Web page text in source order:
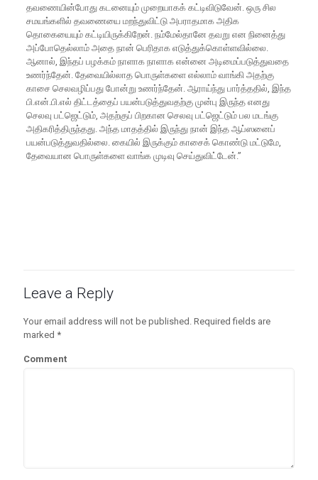
தவணையின்போது கடனையும் முறையாகக் கட்டிவிடுவேன். ஒரு சில
சமயங்களில் தவணையை மறந்துவிட்டு அபராதமாக அதிக
தொகையையும் கட்டியிருக்கிறேன். நம்மேல்தானே தவறு என நினைத்து
அப்போதெல்லாம் அதை நான் பெரிதாக எடுத்துக்கொள்ளவில்லை.
ஆனால், இந்தப் பழக்கம் நாளாக நாளாக என்னை அடிமைப்படுத்துவதை
உணர்ந்தேன். தேவையில்லாத பொருள்களை எல்லாம் வாங்கி அதற்கு
காசை செலவழிப்பது போன்று உணர்ந்தேன். ஆராய்ந்து பார்த்ததில், இந்த
பி.என்.பி.எல் திட்டத்தைப் பயன்படுத்துவதற்கு முன்பு இருந்த எனது
செலவு பட்ஜெட்டும், அதற்குப் பிறகான செலவு பட்ஜெட்டும் பல மடங்கு
அதிகரித்திருந்தது. அந்த மாதத்தில் இருந்து நான் இந்த ஆப்ஸனைப்
பயன்படுத்துவதில்லை. கையில் இருக்கும் காசைக் கொண்டு மட்டுமே,
தேவையான பொருள்களை வாங்க முடிவு செய்துவிட்டேன்.’’
Leave a Reply
Your email address will not be published. Required fields are
marked *
Comment